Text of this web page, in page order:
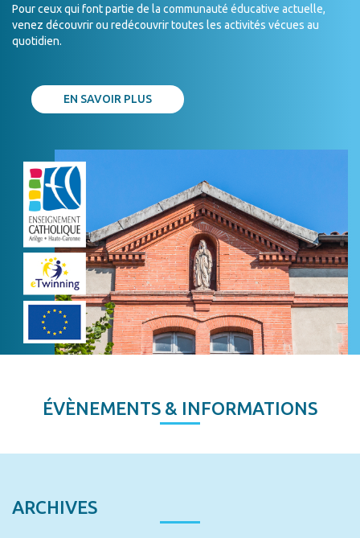
Pour ceux qui font partie de la communauté éducative actuelle,
venez découvrir ou redécouvrir toutes les activités vécues au
quotidien.
EN SAVOIR PLUS
ÉVÈNEMENTS & INFORMATIONS
ARCHIVES